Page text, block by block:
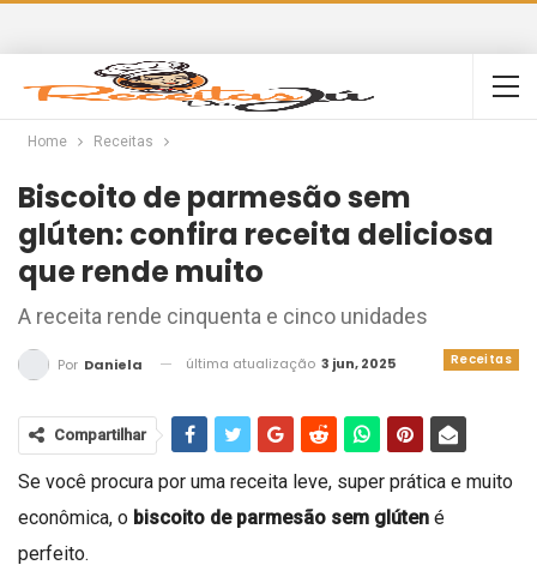
Home Receitas
Biscoito de parmesão sem
glúten: confira receita deliciosa
que rende muito
A receita rende cinquenta e cinco unidades
Receitas
Por Daniela última atualização 3 jun, 2025
Compartilhar
Se você procura por uma receita leve, super prática e muito
econômica, o biscoito de parmesão sem glúten é
perfeito.